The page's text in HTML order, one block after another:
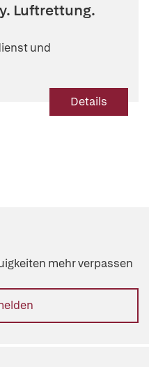
Luftrettung.
und
Details
mehr verpassen